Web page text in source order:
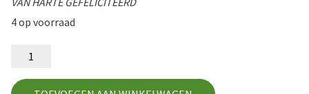
4 op voorraad
aantal